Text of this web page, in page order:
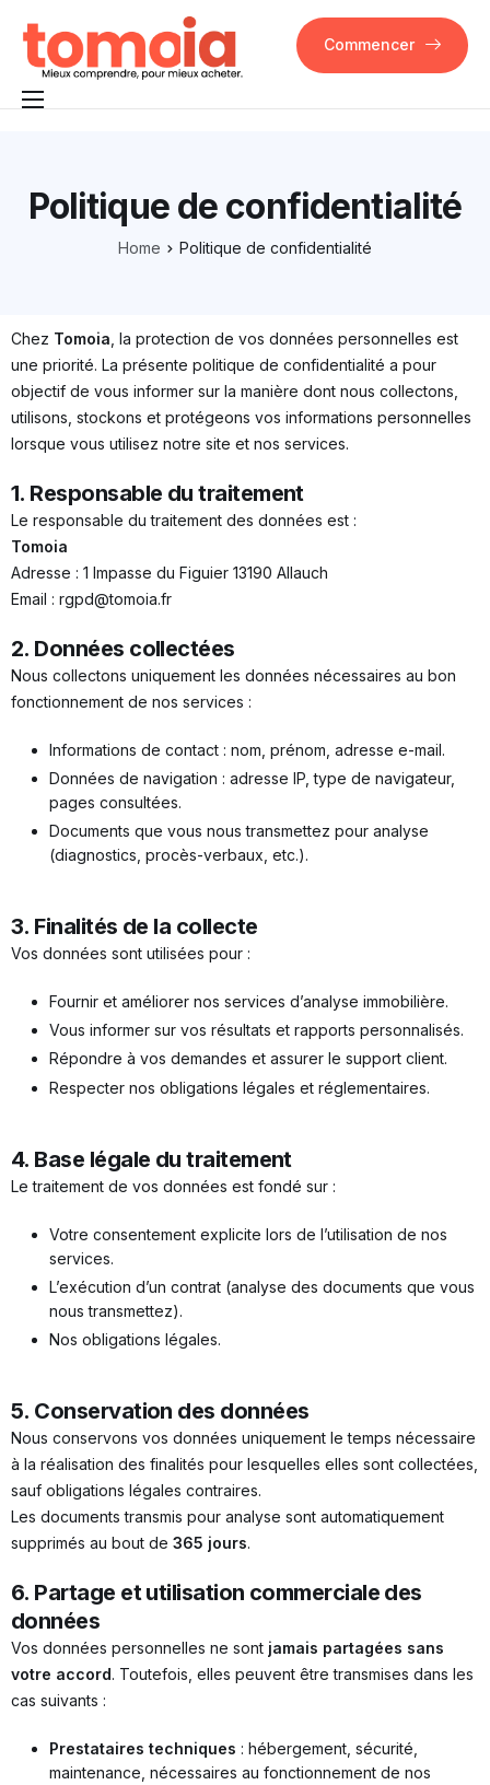
FAQ
Commencer
Politique de confidentialité
Home Politique de confidentialité
Chez Tomoia , la protection de vos données personnelles est
une priorité. La présente politique de confidentialité a pour
objectif de vous informer sur la manière dont nous collectons,
utilisons, stockons et protégeons vos informations personnelles
lorsque vous utilisez notre site et nos services.
1. Responsable du traitement
Le responsable du traitement des données est :
Tomoia
Adresse : 1 Impasse du Figuier 13190 Allauch
Email : rgpd@tomoia.fr
2. Données collectées
Nous collectons uniquement les données nécessaires au bon
fonctionnement de nos services :
Informations de contact : nom, prénom, adresse e-mail.
Données de navigation : adresse IP, type de navigateur,
pages consultées.
Documents que vous nous transmettez pour analyse
(diagnostics, procès-verbaux, etc.).
3. Finalités de la collecte
Vos données sont utilisées pour :
Fournir et améliorer nos services d’analyse immobilière.
Vous informer sur vos résultats et rapports personnalisés.
Répondre à vos demandes et assurer le support client.
Respecter nos obligations légales et réglementaires.
4. Base légale du traitement
Le traitement de vos données est fondé sur :
Votre consentement explicite lors de l’utilisation de nos
services.
L’exécution d’un contrat (analyse des documents que vous
nous transmettez).
Nos obligations légales.
5. Conservation des données
Nous conservons vos données uniquement le temps nécessaire
à la réalisation des finalités pour lesquelles elles sont collectées,
sauf obligations légales contraires.
Les documents transmis pour analyse sont automatiquement
supprimés au bout de 365 jours.
6. Partage et utilisation commerciale des
données
Vos données personnelles ne sont jamais partagées sans
votre accord. Toutefois, elles peuvent être transmises dans les
cas suivants :
Prestataires techniques : hébergement, sécurité,
maintenance, nécessaires au fonctionnement de nos